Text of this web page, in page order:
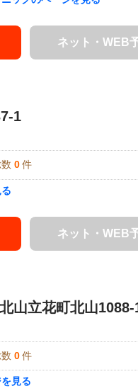
ネット・WEB
1
0 件
ネット・WEB
山立花町北山1088-
0 件
見る